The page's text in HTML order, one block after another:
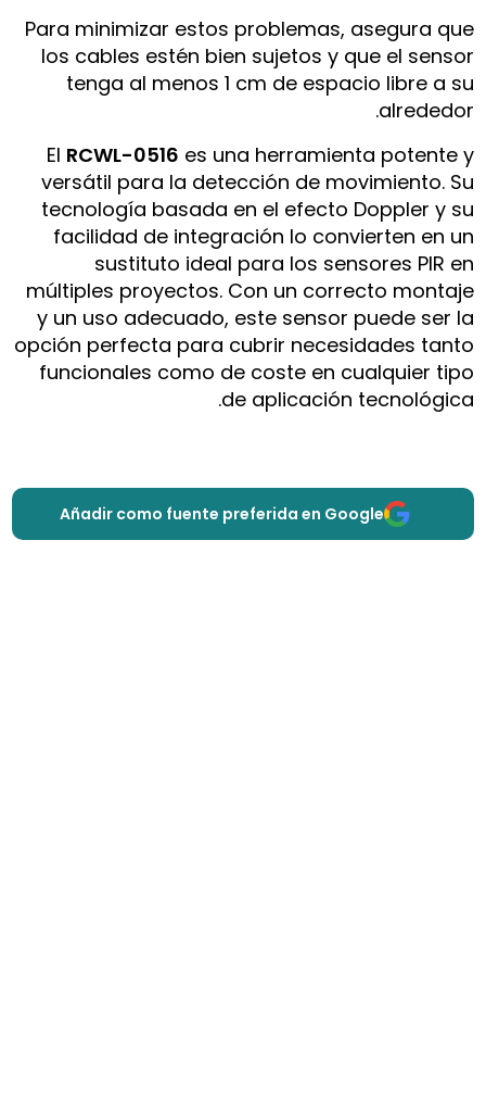
Para minimizar estos problemas, asegura que
los cables estén bien sujetos y que el sensor
tenga al menos 1 cm de espacio libre a su
alrededor.
El RCWL-0516 es una herramienta potente y
versátil para la detección de movimiento. Su
tecnología basada en el efecto Doppler y su
facilidad de integración lo convierten en un
sustituto ideal para los sensores PIR en
múltiples proyectos. Con un correcto montaje
y un uso adecuado, este sensor puede ser la
opción perfecta para cubrir necesidades tanto
funcionales como de coste en cualquier tipo
de aplicación tecnológica.
Añadir como fuente preferida en Google